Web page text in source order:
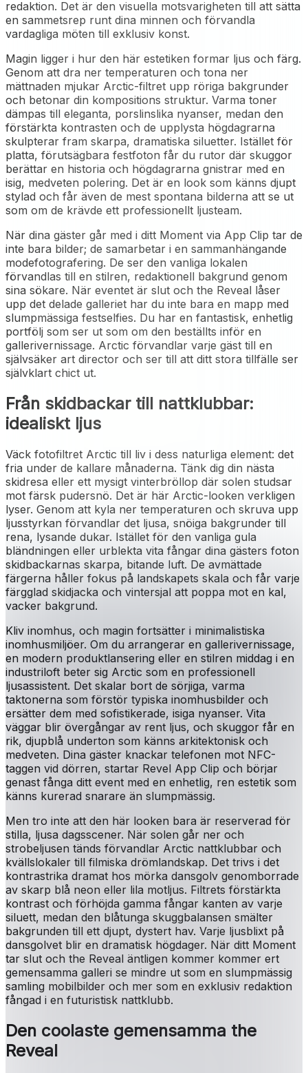
redaktion. Det är den visuella motsvarigheten till att sätta
en sammetsrep runt dina minnen och förvandla
vardagliga möten till exklusiv konst.
Magin ligger i hur den här estetiken formar ljus och färg.
Genom att dra ner temperaturen och tona ner
mättnaden mjukar Arctic-filtret upp röriga bakgrunder
och betonar din kompositions struktur. Varma toner
dämpas till eleganta, porslinslika nyanser, medan den
förstärkta kontrasten och de upplysta högdagrarna
skulpterar fram skarpa, dramatiska siluetter. Istället för
platta, förutsägbara festfoton får du rutor där skuggor
berättar en historia och högdagrarna gnistrar med en
isig, medveten polering. Det är en look som känns djupt
stylad och får även de mest spontana bilderna att se ut
som om de krävde ett professionellt ljusteam.
När dina gäster går med i ditt Moment via App Clip tar de
inte bara bilder; de samarbetar i en sammanhängande
modefotografering. De ser den vanliga lokalen
förvandlas till en stilren, redaktionell bakgrund genom
sina sökare. När eventet är slut och the Reveal låser
upp det delade galleriet har du inte bara en mapp med
slumpmässiga festselfies. Du har en fantastisk, enhetlig
portfölj som ser ut som om den beställts inför en
gallerivernissage. Arctic förvandlar varje gäst till en
självsäker art director och ser till att ditt stora tillfälle ser
självklart chict ut.
Från skidbackar till nattklubbar:
idealiskt ljus
Väck fotofiltret Arctic till liv i dess naturliga element: det
fria under de kallare månaderna. Tänk dig din nästa
skidresa eller ett mysigt vinterbröllop där solen studsar
mot färsk pudersnö. Det är här Arctic-looken verkligen
lyser. Genom att kyla ner temperaturen och skruva upp
ljusstyrkan förvandlar det ljusa, snöiga bakgrunder till
rena, lysande dukar. Istället för den vanliga gula
bländningen eller urblekta vita fångar dina gästers foton
skidbackarnas skarpa, bitande luft. De avmättade
färgerna håller fokus på landskapets skala och får varje
färgglad skidjacka och vintersjal att poppa mot en kal,
vacker bakgrund.
Kliv inomhus, och magin fortsätter i minimalistiska
inomhusmiljöer. Om du arrangerar en gallerivernissage,
en modern produktlansering eller en stilren middag i en
industriloft beter sig Arctic som en professionell
ljusassistent. Det skalar bort de sörjiga, varma
taktonerna som förstör typiska inomhusbilder och
ersätter dem med sofistikerade, isiga nyanser. Vita
väggar blir övergångar av rent ljus, och skuggor får en
rik, djupblå underton som känns arkitektonisk och
medveten. Dina gäster knackar telefonen mot NFC-
taggen vid dörren, startar Revel App Clip och börjar
genast fånga ditt event med en enhetlig, ren estetik som
känns kurerad snarare än slumpmässig.
Men tro inte att den här looken bara är reserverad för
stilla, ljusa dagsscener. När solen går ner och
strobeljusen tänds förvandlar Arctic nattklubbar och
kvällslokaler till filmiska drömlandskap. Det trivs i det
kontrastrika dramat hos mörka dansgolv genomborrade
av skarp blå neon eller lila motljus. Filtrets förstärkta
kontrast och förhöjda gamma fångar kanten av varje
siluett, medan den blåtunga skuggbalansen smälter
bakgrunden till ett djupt, dystert hav. Varje ljusblixt på
dansgolvet blir en dramatisk högdager. När ditt Moment
tar slut och the Reveal äntligen kommer kommer ert
gemensamma galleri se mindre ut som en slumpmässig
samling mobilbilder och mer som en exklusiv redaktion
fångad i en futuristisk nattklubb.
Den coolaste gemensamma the
Reveal